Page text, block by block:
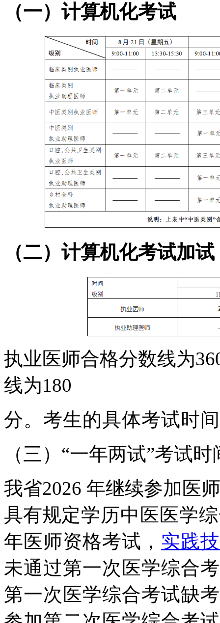
（一）计算机化考试
（二）计算机化考试加试
执业医师合格分数线为
线为180
分。考生的具体考试时
（三） “一年两试”考试时
我省2026 年继续参加医
具有规定学历中医医学
年医师资格考试， 实践
未通过第一次医学综合
第一次医学综合考试缺